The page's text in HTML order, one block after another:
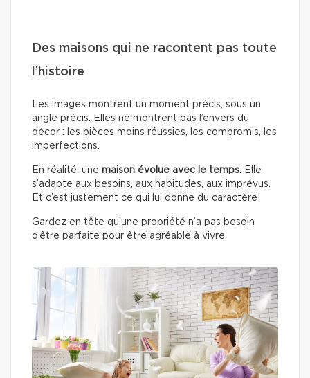
Des maisons qui ne racontent pas toute
l’histoire
Les images montrent un moment précis, sous un
angle précis. Elles ne montrent pas l’envers du
décor : les pièces moins réussies, les compromis, les
imperfections.
En réalité, une maison évolue avec le temps . Elle
s’adapte aux besoins, aux habitudes, aux imprévus.
Et c’est justement ce qui lui donne du caractère!
Gardez en tête qu’une propriété n’a pas besoin
d’être parfaite pour être agréable à vivre.